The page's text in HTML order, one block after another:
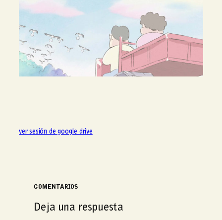
ver sesión de google drive
COMENTARIOS
Deja una respuesta